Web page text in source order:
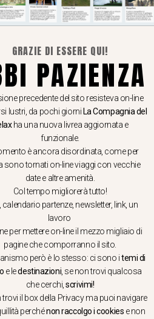
Whatsapp
su viaggi, eventi
notizie!
QUI
vietata la copia e la riproduzione dei
modo o forma. – COPYRIGHT ©LA
RELAX – Made in Springfield srl
GRAZIE DI ESSERE QUI!
PAZIENZA
precedente del sito resisteva on-line
lustri, da pochi giorni La Compagnia del
ha una nuova livrea aggiornata e
funzionale.
è ancora disordinata, come per
sono tornati on-line viaggi con vecchie
date e altre amenità.
Col tempo migliorerà tutto!
calendario partenze, newsletter, link, un
lavoro
per mettere on-line il mezzo migliaio di
pagine che comporranno il sito.
però è lo stesso: ci sono itemi di
e ledestinazioni , se non trovi qualcosa
che cerchi,scrivimi!
trovi il box della Privacy ma puoi navigare
perchénon raccolgo i cookies e non